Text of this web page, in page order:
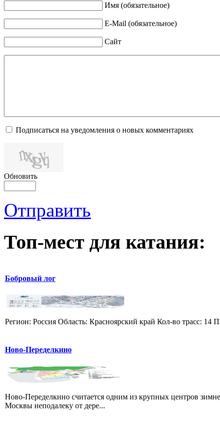
Имя (обязательное)
E-Mail (обязательное)
Сайт
Подписаться на уведомления о новых комментариях
Обновить
Отправить
Топ-мест для катания:
Бобровый лог
Регион: Россия Область: Красноярский край Кол-во трасс:
Ново-Переделкино
Ново-Переделкино считается одним из крупных центров
Москвы неподалеку от дере...